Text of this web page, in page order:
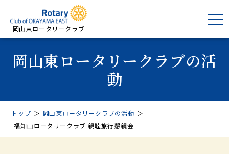
岡山東ロータリークラブ
岡山東ロータリークラブの活
動
トップ ＞ 岡山東ロータリークラブの活動 ＞
福知山ロータリークラブ 親睦旅行懇親会